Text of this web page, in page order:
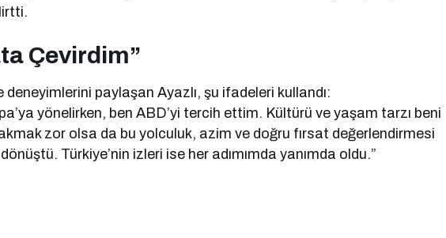
Çevirdim”
paylaşan Ayazlı, şu ifadeleri kullandı:
yönelirken, ben ABD’yi tercih ettim. Kültürü ve yaşam tarzı beni
zor olsa da bu yolculuk, azim ve doğru fırsat değerlendirmesi
Türkiye’nin izleri ise her adımımda yanımda oldu.”